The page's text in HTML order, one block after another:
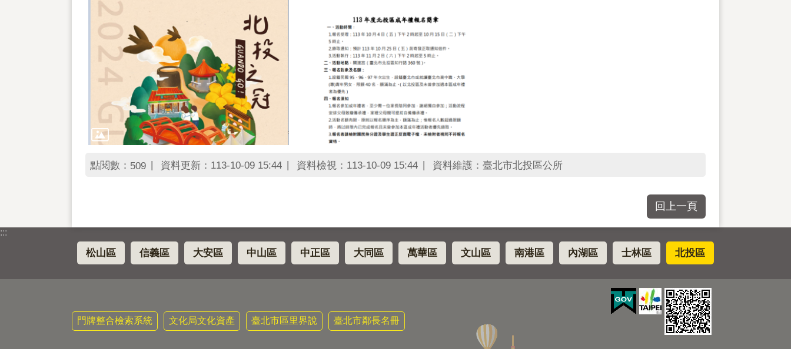
點閱數： 509 資料更新：113-10-09 15:44 資料檢視：113-10-09 15:44 資料維護：臺北市北投區公所
回上一頁
:::
松山區 信義區 大安區 中山區 中正區 大同區 萬華區 文山區 南港區 內湖區 士林區 北投區
門牌整合檢索系統 文化局文化資產 臺北市區里界說 臺北市鄰長名冊